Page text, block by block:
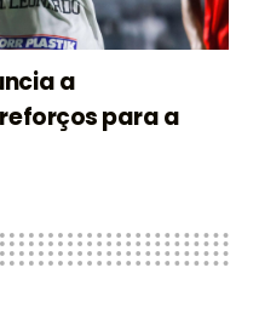
a
para a